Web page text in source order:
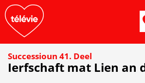
Successioun 41. Deel
Ierfschaft mat Lien an